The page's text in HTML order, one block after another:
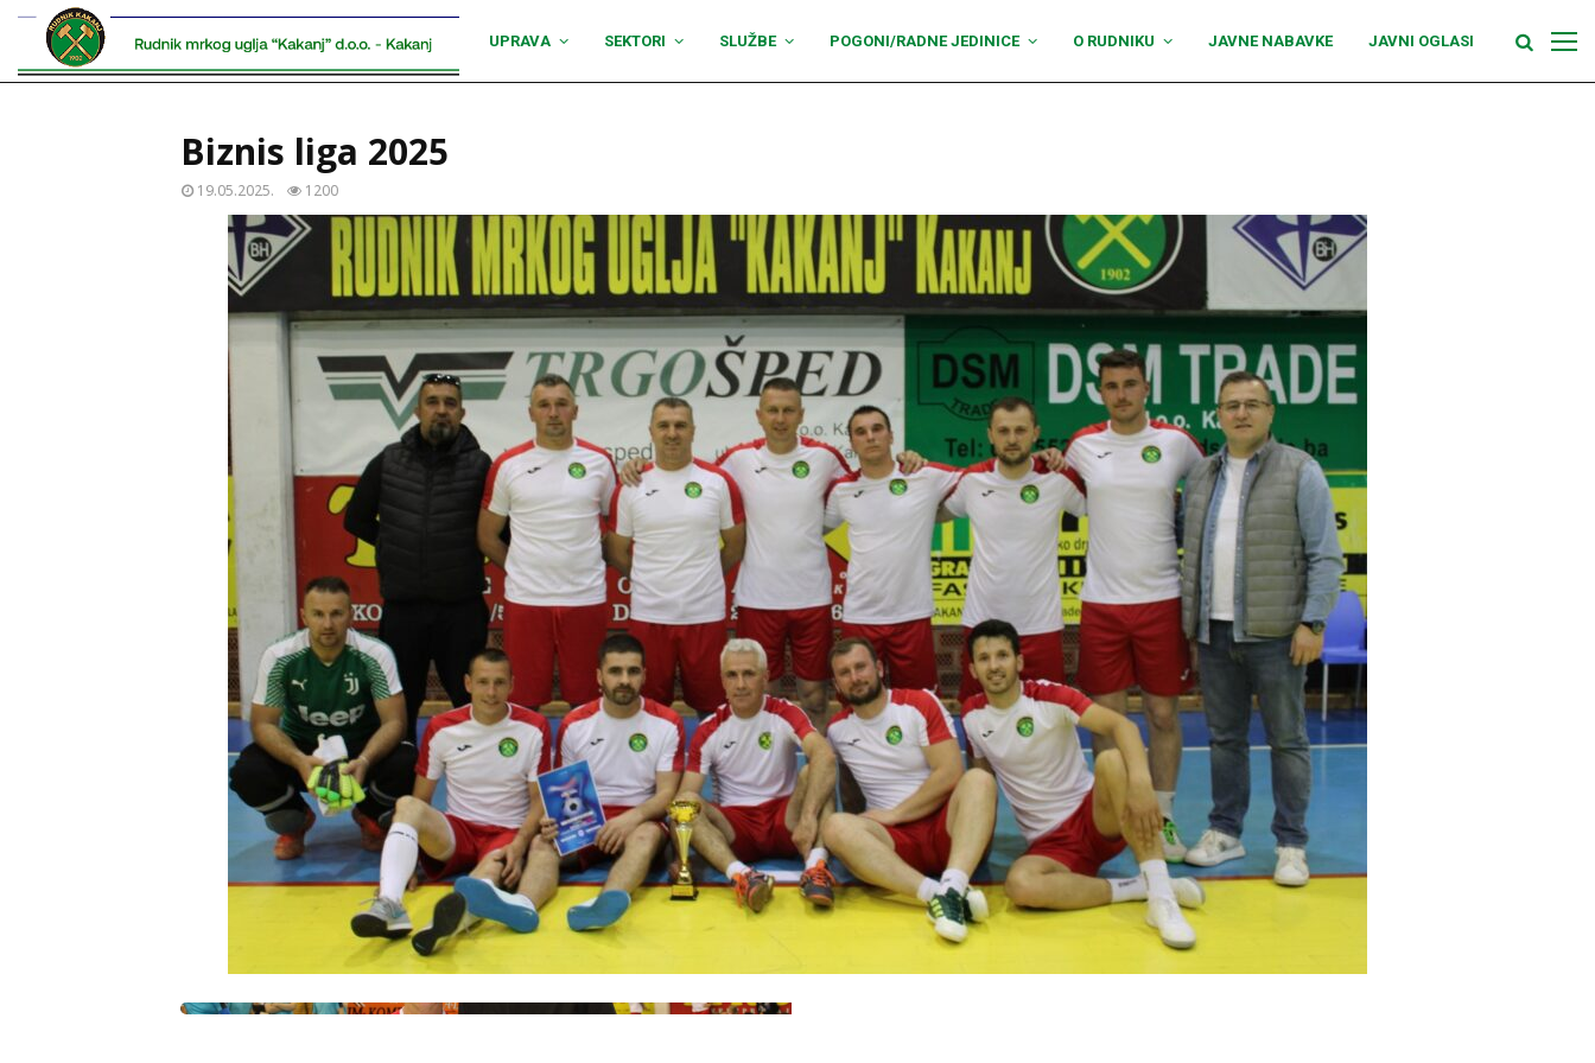
UPRAVA SEKTORI SLUŽBE POGONI/RADNE JEDINICE O RUDNIKU JAVNE NABAVKE JAVNI OGLASI
Biznis liga 2025
19.05.2025. 1200